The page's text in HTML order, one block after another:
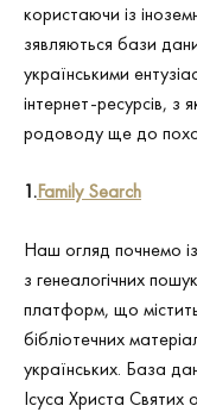
користаючи із
зявляються бази
українськими
інтернет-ресурсів, з
родоводу ще до
1.Family Search
Наш огляд почнемо
з генеалогічних
платформ, що
бібліотечних
українських. База
Ісуса Христа Святих